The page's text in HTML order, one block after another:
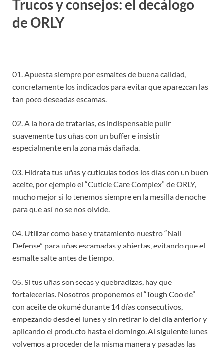
Trucos y consejos: el decálogo
de ORLY
01. Apuesta siempre por esmaltes de buena calidad,
concretamente los indicados para evitar que aparezcan las
tan poco deseadas escamas.
02. A la hora de tratarlas, es indispensable pulir
suavemente tus uñas con un buffer e insistir
especialmente en la zona más dañada.
03. Hidrata tus uñas y cutículas todos los días con un buen
aceite, por ejemplo el “Cuticle Care Complex” de ORLY,
mucho mejor si lo tenemos siempre en la mesilla de noche
para que así no se nos olvide.
04. Utilizar como base y tratamiento nuestro “Nail
Defense” para uñas escamadas y abiertas, evitando que el
esmalte salte antes de tiempo.
05. Si tus uñas son secas y quebradizas, hay que
fortalecerlas. Nosotros proponemos el “Tough Cookie”
con aceite de okumé durante 14 días consecutivos,
empezando desde el lunes y sin retirar lo del día anterior y
aplicando el producto hasta el domingo. Al siguiente lunes
volvemos a proceder de la misma manera y pasadas las